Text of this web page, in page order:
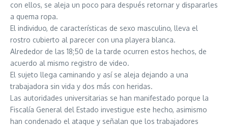
con ellos, se aleja un poco para después retornar y dispararles
a quema ropa.
El individuo, de características de sexo masculino, lleva el
rostro cubierto al parecer con una playera blanca.
Alrededor de las 18;50 de la tarde ocurren estos hechos, de
acuerdo al mismo registro de video.
El sujeto llega caminando y así se aleja dejando a una
trabajadora sin vida y dos más con heridas.
Las autoridades universitarias se han manifestado porque la
Fiscalía General del Estado investigue este hecho, asimismo
han condenado el ataque y señalan que los trabajadores